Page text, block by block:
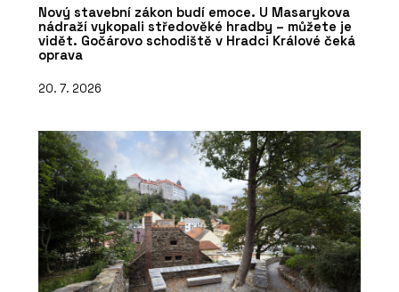
Nový stavební zákon budí emoce. U Masarykova
nádraží vykopali středověké hradby – můžete je
vidět. Gočárovo schodiště v Hradci Králové čeká
oprava
20. 7. 2026